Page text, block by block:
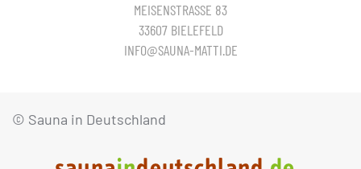
MEISENSTRASSE 83
33607 BIELEFELD
INFO@SAUNA-MATTI.DE
© Sauna in Deutschland